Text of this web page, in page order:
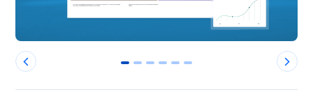
0 1 2 3 4 5